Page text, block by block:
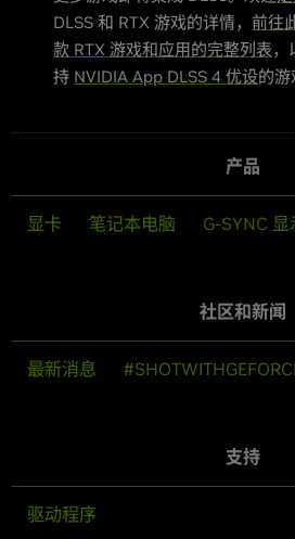
DLSS 和 RTX 游戏的详情，前往
款 RTX 游戏和应用的完整列表，
持 NVIDIA App DLSS 4 优设的游
产品
显卡 笔记本电脑 G-SYNC 显
社区和新闻
最新消息
支持
驱动程序